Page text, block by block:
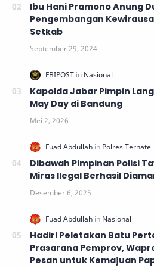
Ibu Hani Pramono Anung
Pengembangan
Setkab
Kapolda Jabar Pimpin
May Day di Bandung
Dibawah Pimpinan Polisi
Miras Ilegal Berhasil
Hadiri Peletakan Batu
Prasarana Pemprov,
Pesan untuk Kemajuan